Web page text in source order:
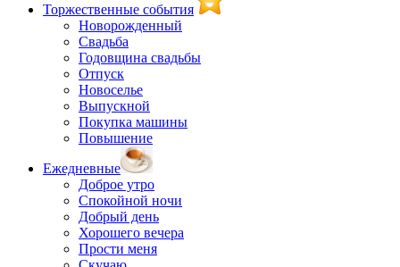
Торжественные события
Новорожденный
Свадьба
Годовщина свадьбы
Отпуск
Новоселье
Выпускной
Покупка машины
Повышение
Ежедневные
Доброе утро
Спокойной ночи
Добрый день
Хорошего вечера
Прости меня